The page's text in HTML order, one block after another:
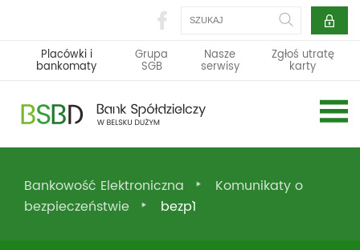
Szukaj
Placówki i
bankomaty
Grupa
SGB
Nasze
serwisy
Zgłoś utratę
karty
Bankowość Elektroniczna
Komunikaty o
bezpieczeństwie
bezp`1